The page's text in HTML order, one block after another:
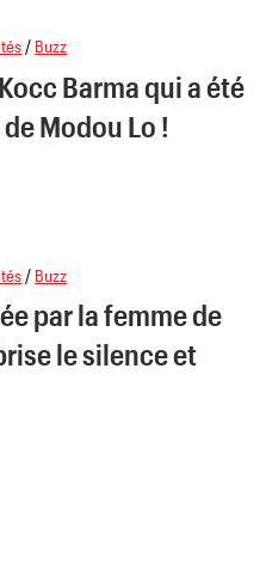
/ Buzz
Barma qui a été
Modou Lo !
/ Buzz
par la femme de
le silence et